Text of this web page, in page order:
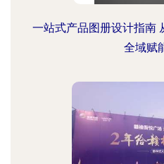
一站式产品图册设计指南
全域赋